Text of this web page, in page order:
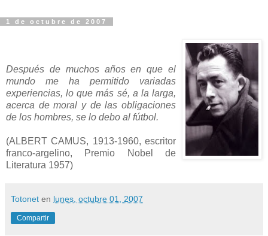
1 de octubre de 2007
Después de muchos años en que el
mundo me ha permitido variadas
experiencias, lo que más sé, a la larga,
acerca de moral y de las obligaciones
de los hombres, se lo debo al fútbol.
(ALBERT CAMUS, 1913-1960, escritor
franco-argelino, Premio Nobel de
Literatura 1957)
Totonet en lunes, octubre 01, 2007
Compartir